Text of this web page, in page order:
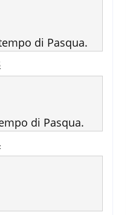
di Pasqua.
di Pasqua.